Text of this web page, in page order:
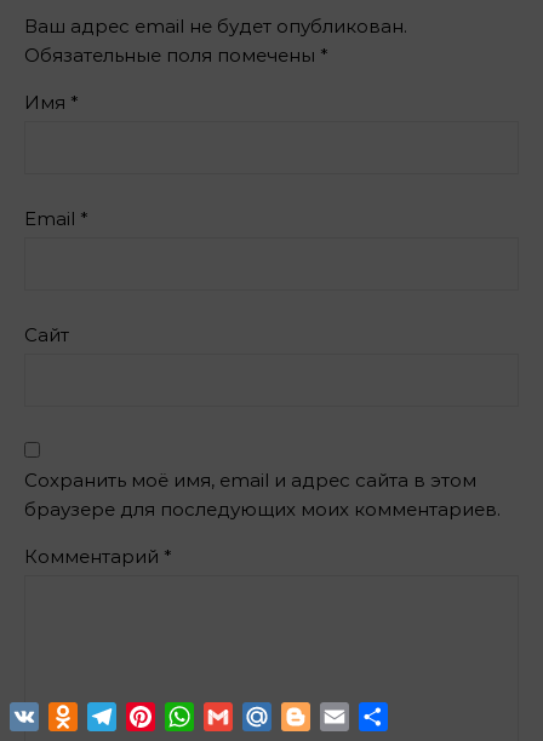
Ваш адрес email не будет опубликован.
Обязательные поля помечены *
Имя *
Email *
Сайт
Сохранить моё имя, email и адрес сайта в этом
браузере для последующих моих комментариев.
Комментарий *
VK Odnoklassniki
TelegramPinterestWhatsApp
GmailMail.RuBlogger
Email